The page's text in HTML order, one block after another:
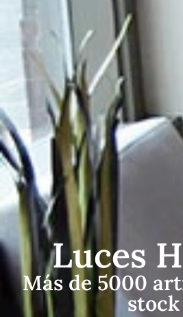
Luces
Más de 5000
stock